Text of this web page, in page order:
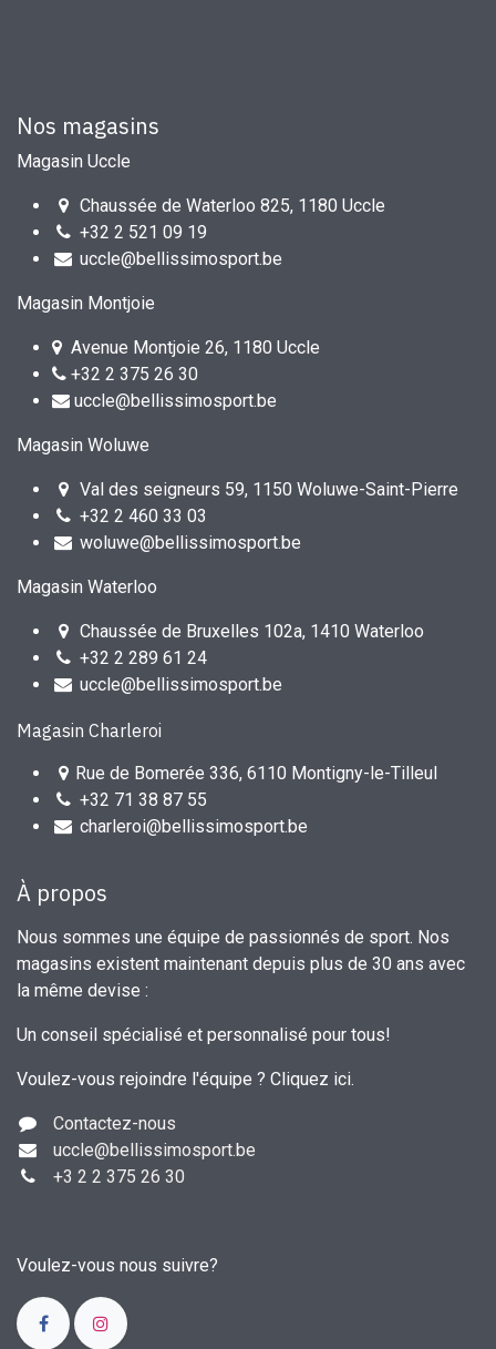
Nos magasins
Magasin Uccle
Chaussée de Waterloo 825, 1180 Uccle
+32 2 521 09 19
uccle@bellissimosport.be
Magasin Montjoie
Avenue Montjoie 26, 1180 Uccle
+32 2 375 26 30
uccle@bellissimosport.be
Magasin Woluwe
Val des seigneurs 59, 1150 Woluwe-Saint-Pierre
+32 2 460 33 03
woluwe@bellissimosport.be
Magasin Waterloo
Chaussée de Bruxelles 102a, 1410 Waterloo
+32 2 289 61 24
uccle@bellissimosport.be
Magasin Charleroi
Rue de Bomerée 336, 6110 Montigny-le-Tilleul
+32 71 38 87 55
charleroi@bellissimosport.be
À propos
Nous sommes une équipe de passionnés de sport. Nos
magasins existent maintenant depuis plus de 30 ans avec
la même devise :
Un conseil spécialisé et personnalisé pour tous!
Voulez-vous rejoindre l'équipe ? Cliquez ici.
Contactez-nous
uccle@bellissimosport.be
+3 2 2 375 26 30
Voulez-vous nous suivre?